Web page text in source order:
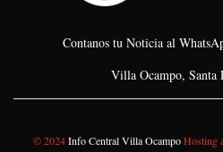
Contanos tu Noticia al
Villa Ocampo, Santa
© 2024Info Central Villa OcampoHosting